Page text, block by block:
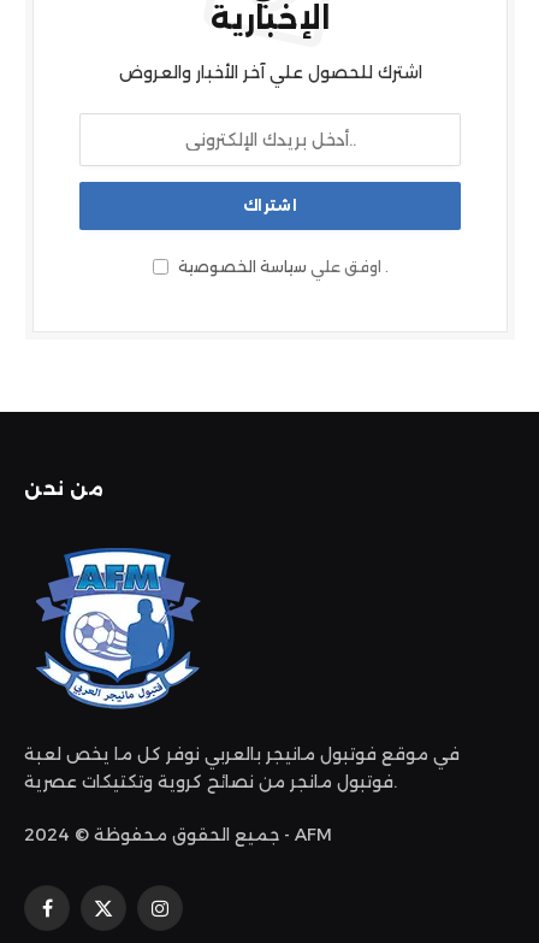
الإخبارية
اشترك للحصول علي آخر الأخبار والعروض
اوفق علي سياسة الخصوصية .
من نحن
في موقع فوتبول مانيجر بالعربي نوفر كل ما يخص لعبة
فوتبول مانجر من نصائح كروية وتكتيكات عصرية.
جميع الحقوق محفوظة © 2024 - AFM
فيسبوك
X
الانستغرام